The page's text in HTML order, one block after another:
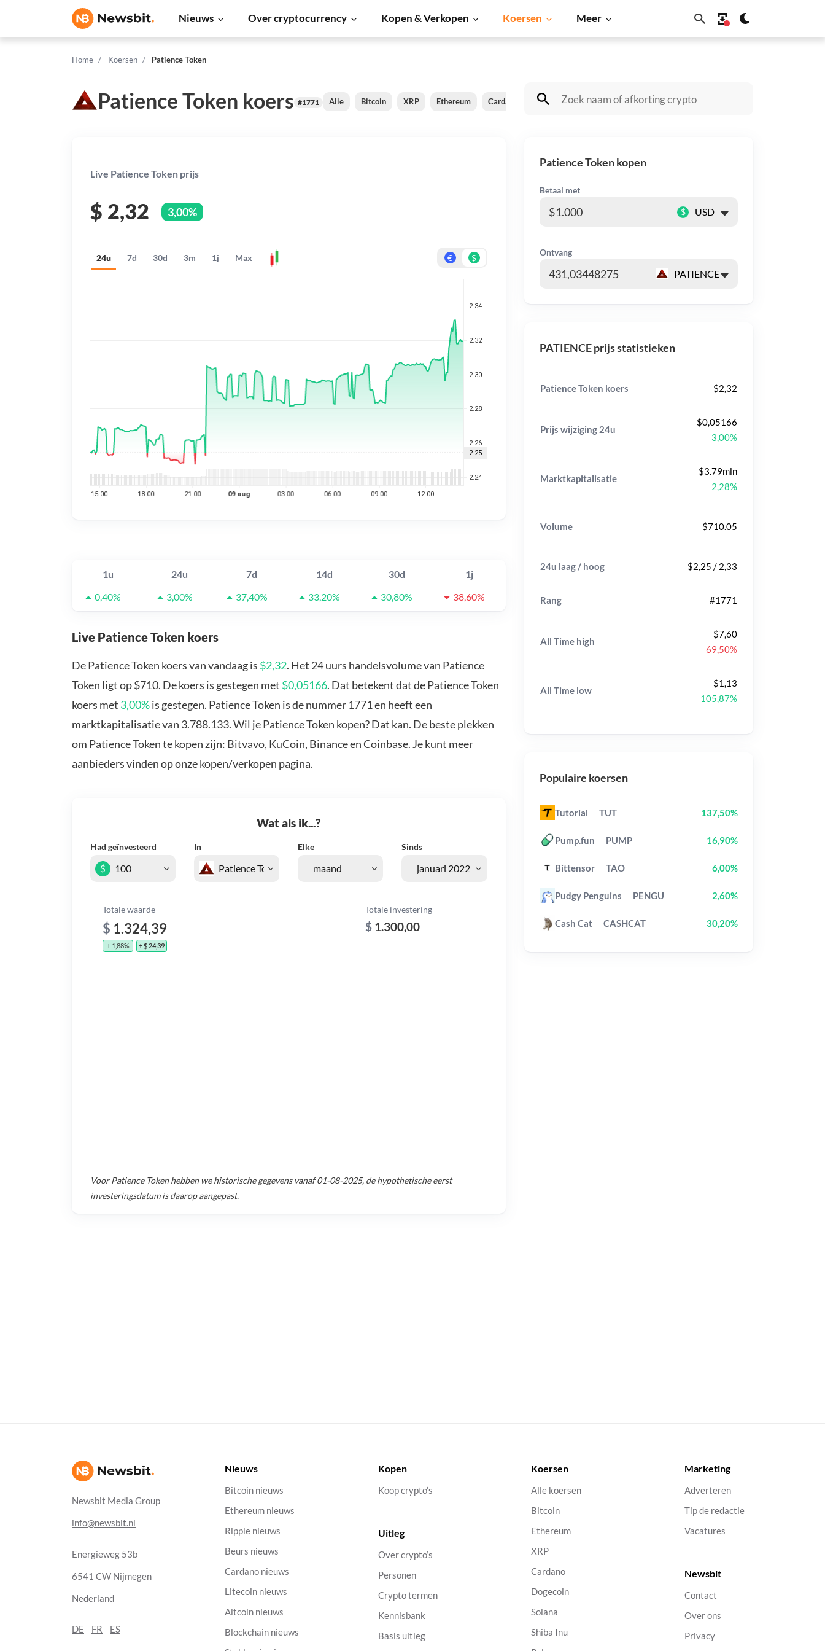
Nieuws Over cryptocurrency Kopen & Verkopen Koersen Meer
Home Koersen Patience Token
Patience Token koers #1771 Alle Bitcoin XRP Ethereum Cardano Shiba Inu Dogecoin Solana BNB
Live Patience Token prijs
$ 2,32 3,00%
24u 7d 30d 3m 1j Max € $
1u 24u 7d 14d 30d
1j
0,40%
3,00% 37,40% 33,20% 30,80% 38,60%
Live Patience Token koers
De Patience Token koers van vandaag is $2,32. Het 24 uurs handelsvolume van Patience
Token ligt op $710. De koers is gestegen met $0,05166. Dat betekent dat de Patience Token
koers met 3,00%is gestegen. Patience Token is de nummer 1771 en heeft een
marktkapitalisatie van 3.788.133. Wil je Patience Token kopen? Dat kan. De beste plekken
om Patience Token te kopen zijn: Bitvavo, KuCoin, Binance en Coinbase. Je kunt meer
aanbieders vinden op onze kopen/verkopen pagina.
Wat als ik...?
Had geïnvesteerd In Elke Sinds
$
Totale waarde
$ 1.324,39
+ 1,88% + $ 24,39
Totale investering
$ 1.300,00
VoorPatience Tokenhebben we historische gegevens vanaf01-08-2025, de hypothetische eerst
investeringsdatum is daarop aangepast.
Patience Token kopen
Betaal met
$
Ontvang
PATIENCE prijs statistieken
Patience Token koers $2,32
Prijs wijziging 24u
$0,05166
3,00%
Marktkapitalisatie
$3.79mln
2,28%
Volume $710.05
24u laag / hoog $2,25 / 2,33
Rang #1771
All Time high
$7,60
69,50%
All Time low
$1,13
105,87%
Populaire koersen
Tutorial TUT 137,50%
Pump.fun PUMP 16,90%
Bittensor TAO 6,00%
Pudgy Penguins PENGU 2,60%
Cash Cat CASHCAT 30,20%
Newsbit Media Group
info@newsbit.nl
Energieweg 53b
6541 CW Nijmegen
Nederland
DE FR ES
Nieuws
Bitcoin nieuws
Ethereum nieuws
Ripple nieuws
Beurs nieuws
Cardano nieuws
Litecoin nieuws
Altcoin nieuws
Blockchain nieuws
Kopen
Koop crypto’s
Uitleg
Over crypto’s
Personen
Crypto termen
Kennisbank
Basis uitleg
Koersen
Alle koersen
Bitcoin
Ethereum
XRP
Cardano
Dogecoin
Solana
Shiba Inu
Marketing
Adverteren
Tip de redactie
Vacatures
Newsbit
Contact
Over ons
Privacy